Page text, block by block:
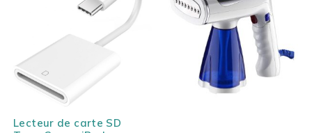
Lecteur de carte SD